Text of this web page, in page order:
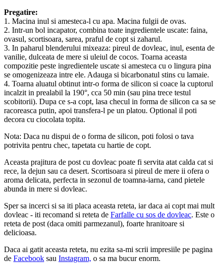
Pregatire:
1. Macina inul si amesteca-l cu apa. Macina fulgii de ovas.
2. Intr-un bol incapator, combina toate ingredientele uscate: faina,
ovasul, scortisoara, sarea, praful de copt si zaharul.
3. In paharul blenderului mixeaza: pireul de dovleac, inul, esenta de
vanilie, dulceata de mere si uleiul de cocos. Toarna aceasta
compozitie peste ingredientele uscate si amesteca cu o lingura pina
se omogenizeaza intre ele. Adauga si bicarbonatul stins cu lamaie.
4. Toarna aluatul obtinut intr-o forma de silicon si coace la cuptorul
incalzit in prealabil la 190°, cca 50 min (sau pina trece testul
scobitorii). Dupa ce s-a copt, lasa checul in forma de silicon ca sa se
racoreasca putin, apoi transfera-l pe un platou. Optional il poti
decora cu ciocolata topita.
Nota: Daca nu dispui de o forma de silicon, poti folosi o tava
potrivita pentru chec, tapetata cu hartie de copt.
Aceasta prajitura de post cu dovleac poate fi servita atat calda cat si
rece, la dejun sau ca desert. Scortisoara si pireul de mere ii ofera o
aroma delicata, perfecta in sezonul de toamna-iarna, cand pietele
abunda in mere si dovleac.
Sper sa incerci si sa iti placa aceasta reteta, iar daca ai copt mai mult
dovleac - iti recomand si reteta de Farfalle cu sos de dovleac. Este o
reteta de post (daca omiti parmezanul), foarte hranitoare si
delicioasa.
Daca ai gatit aceasta reteta, nu ezita sa-mi scrii impresiile pe pagina
de Facebook sau Instagram, o sa ma bucur enorm.